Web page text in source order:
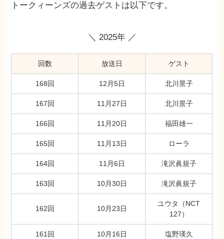
トークィーンズの過去ゲストは以下です。
＼ 2025年 ／
回数 放送日 ゲスト
168回 12月5日 北川景子
167回 11月27日 北川景子
166回 11月20日 福田雄一
165回 11月13日 ローラ
164回 11月6日 滝沢眞規子
163回 10月30日 滝沢眞規子
162回 10月23日
ユウタ（NCT
127）
161回 10月16日 塩野瑛久